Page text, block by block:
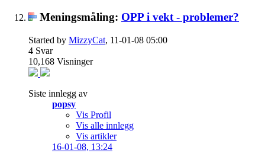
Meningsmåling: OPP i vekt - problemer?
Started by MizzyCat, 11-01-08 05:00
4 Svar
10,168 Visninger
Siste innlegg av
popsy
Vis Profil
Vis alle innlegg
Vis artikler
16-01-08, 13:24